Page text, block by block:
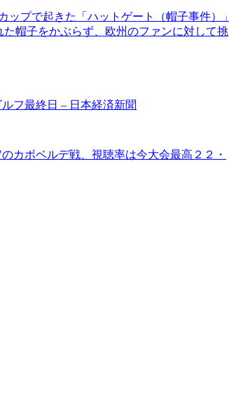
プで起きた「ハットゲート（帽子事件）」
帽子をかぶらず、欧州のファンに対して挑
フ最終日 – 日本経済新聞
カボベルデ戦、視聴率は今大会最高２２・